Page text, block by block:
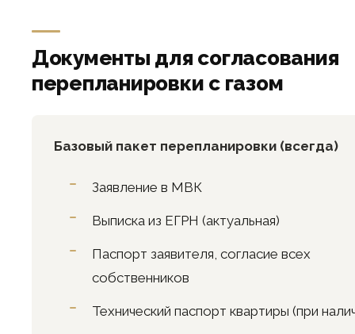
Документы для согласования
перепланировки с газом
Базовый пакет перепланировки (всегда)
Заявление в МВК
Выписка из ЕГРН (актуальная)
Паспорт заявителя, согласие всех
собственников
Технический паспорт квартиры (при